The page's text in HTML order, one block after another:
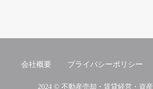
会社概要 プライバシーポリシー
2024 © 不動産売却・賃貸経営・資